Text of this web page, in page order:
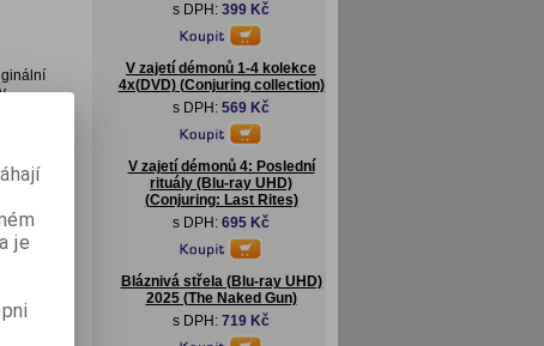
s DPH: 399 Kč
V zajetí démonů 1-4 kolekce
4x(DVD) (Conjuring collection)
s DPH: 569 Kč
V zajetí démonů 4: Poslední
rituály (Blu-ray UHD)
(Conjuring: Last Rites)
s DPH: 695 Kč
Bláznivá střela (Blu-ray UHD)
2025 (The Naked Gun)
s DPH: 719 Kč
je